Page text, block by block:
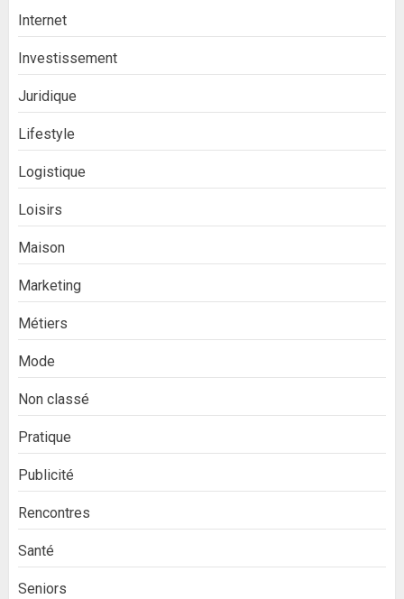
Internet
Investissement
Juridique
Lifestyle
Logistique
Loisirs
Maison
Marketing
Métiers
Mode
Non classé
Pratique
Publicité
Rencontres
Santé
Seniors